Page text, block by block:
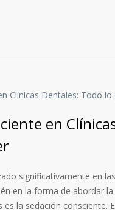
en
significativamente en
en la forma de abordar
es la sedación consciente.